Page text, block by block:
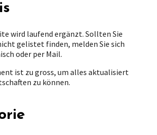
wird laufend ergänzt. Sollten Sie
gelistet finden, melden Sie sich
oder per Mail.
ist zu gross, um alles aktualisiert
zu können.